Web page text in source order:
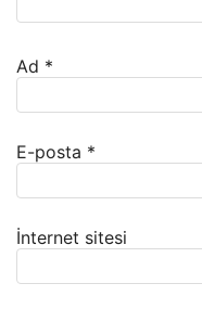
Ad *
E-posta *
İnternet sitesi